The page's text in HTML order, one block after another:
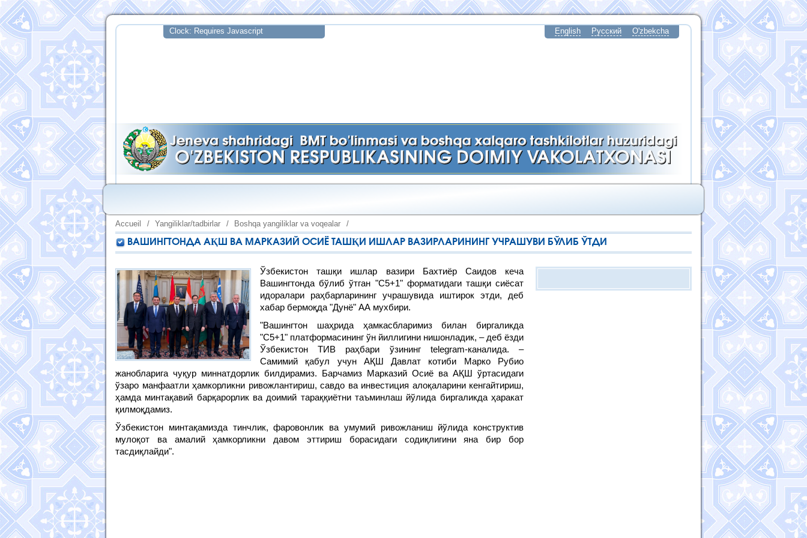
English Русский O'zbekcha
Accueil / Yangiliklar/tadbirlar / Boshqa yangiliklar va voqealar /
ВАШИНГТОНДА АҚШ ВА МАРКАЗИЙ ОСИЁ ТАШҚИ ИШЛАР ВАЗИРЛАРИНИНГ УЧРАШУВИ БЎЛИБ ЎТДИ
Ўзбекистон ташқи ишлар вазири Бахтиёр Саидов кеча
Вашингтонда бўлиб ўтган "C5+1" форматидаги ташқи сиёсат
идоралари раҳбарларининг учрашувида иштирок этди, деб
хабар бермоқда "Дунё" АА мухбири.
"Вашингтон шаҳрида ҳамкасбларимиз билан биргаликда
"C5+1" платформасининг ўн йиллигини нишонладик, – деб ёзди
Ўзбекистон ТИВ раҳбари ўзининг telegram-каналида. –
Самимий қабул учун АҚШ Давлат котиби Марко Рубио
жанобларига чуқур миннатдорлик билдирамиз. Барчамиз Марказий Осиё ва АҚШ ўртасидаги
ўзаро манфаатли ҳамкорликни ривожлантириш, савдо ва инвестиция алоқаларини кенгайтириш,
ҳамда минтақавий барқарорлик ва доимий тараққиётни таъминлаш йўлида биргаликда ҳаракат
қилмоқдамиз.
Ўзбекистон минтақамизда тинчлик, фаровонлик ва умумий ривожланиш йўлида конструктив
мулоқот ва амалий ҳамкорликни давом эттириш борасидаги содиқлигини яна бир бор
тасдиқлайди".